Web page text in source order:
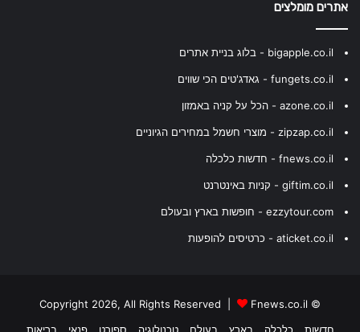
אתרים מומלצים
bigapple.co.il - בלוג בניית אתרים
fungets.co.il - גאדג'טים הכי שווים
azone.co.il - הכל על קניה באמזון
zipzap.co.il - מוצרי חשמל במחירים הגיוניים
fnews.co.il - חדשות כלכלה
giftim.co.il - קניות באינטרנט
ezzytour.com - חופשות בארץ ובעולם
aticket.co.il - כרטיסים להופעות
© Copyright 2026, All Rights Reserved |
Fnews.co.il
חדשות
כלכלה בארץ בעולם טכנולוגיה ספורט פנאי בריאות